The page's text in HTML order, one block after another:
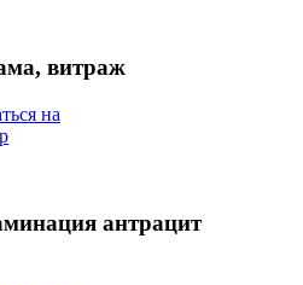
витраж
на
антрацит